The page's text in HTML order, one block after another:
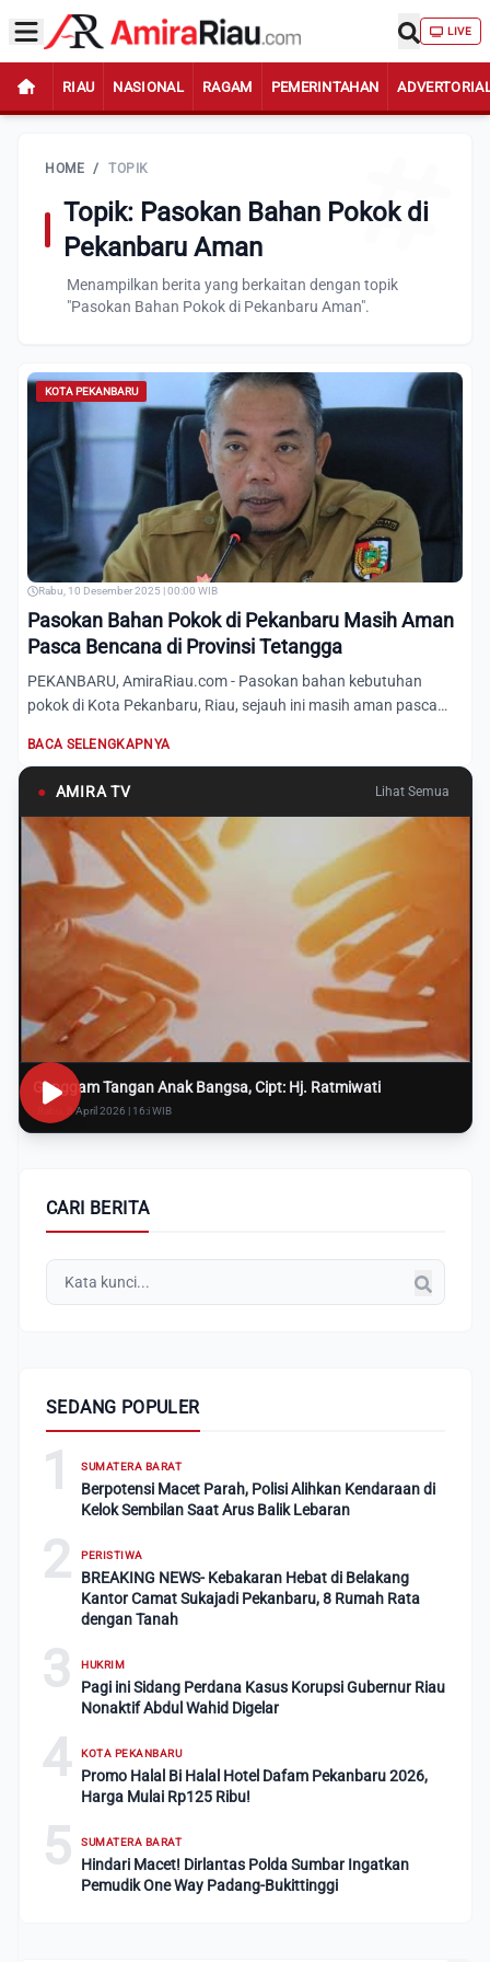
LIVE
RIAU NASIONAL RAGAM PEMERINTAHAN
HOME / TOPIK
Topik: Pasokan Bahan Pokok di
Pekanbaru Aman
Menampilkan berita yang berkaitan dengan topik
"Pasokan Bahan Pokok di Pekanbaru Aman".
KOTA PEKANBARU
Rabu, 10 Desember 2025 | 00:00 WIB
Pasokan Bahan Pokok di Pekanbaru Masih Aman
Pasca Bencana di Provinsi Tetangga
PEKANBARU, AmiraRiau.com - Pasokan bahan kebutuhan
pokok di Kota Pekanbaru, Riau, sejauh ini masih aman pasca
BACA SELENGKAPNYA
● AMIRA TV Lihat Semua
Genggam Tangan Anak Bangsa, Cipt: Hj. Ratmiwati
Rabu, 8 April 2026 | 16:i WIB
CARI BERITA
SEDANG POPULER
1 SUMATERA BARAT
Berpotensi Macet Parah, Polisi Alihkan Kendaraan di
Kelok Sembilan Saat Arus Balik Lebaran
2 PERISTIWA
BREAKING NEWS- Kebakaran Hebat di Belakang
Kantor Camat Sukajadi Pekanbaru, 8 Rumah Rata
dengan Tanah
3 HUKRIM
Pagi ini Sidang Perdana Kasus Korupsi Gubernur Riau
Nonaktif Abdul Wahid Digelar
4 KOTA PEKANBARU
Promo Halal Bi Halal Hotel Dafam Pekanbaru 2026,
Harga Mulai Rp125 Ribu!
5 SUMATERA BARAT
Hindari Macet! Dirlantas Polda Sumbar Ingatkan
Pemudik One Way Padang-Bukittinggi